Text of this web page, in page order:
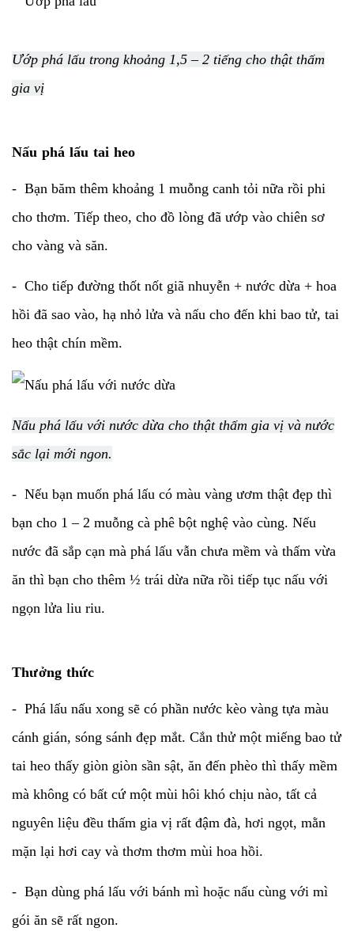
Ướp phá lấu trong khoảng 1,5 – 2 tiếng cho thật thấm
gia vị
Nấu phá lấu tai heo
- Bạn băm thêm khoảng 1 muỗng canh tỏi nữa rồi phi
cho thơm. Tiếp theo, cho đồ lòng đã ướp vào chiên sơ
cho vàng và săn.
- Cho tiếp đường thốt nốt giã nhuyễn + nước dừa + hoa
hồi đã sao vào, hạ nhỏ lửa và nấu cho đến khi bao tử, tai
heo thật chín mềm.
Nấu phá lấu với nước dừa cho thật thấm gia vị và nước
sắc lại mới ngon.
- Nếu bạn muốn phá lấu có màu vàng ươm thật đẹp thì
bạn cho 1 – 2 muỗng cà phê bột nghệ vào cùng. Nếu
nước đã sắp cạn mà phá lấu vẫn chưa mềm và thấm vừa
ăn thì bạn cho thêm ½ trái dừa nữa rồi tiếp tục nấu với
ngọn lửa liu riu.
Thưởng thức
- Phá lấu nấu xong sẽ có phần nước kèo vàng tựa màu
cánh gián, sóng sánh đẹp mắt. Cắn thử một miếng bao tử
tai heo thấy giòn giòn sần sật, ăn đến phèo thì thấy mềm
mà không có bất cứ một mùi hôi khó chịu nào, tất cả
nguyên liệu đều thấm gia vị rất đậm đà, hơi ngọt, mằn
mặn lại hơi cay và thơm thơm mùi hoa hồi.
- Bạn dùng phá lấu với bánh mì hoặc nấu cùng với mì
gói ăn sẽ rất ngon.